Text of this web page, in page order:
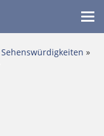
Sehenswürdigkeiten »